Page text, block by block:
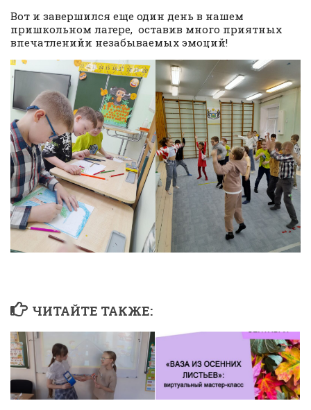
Вот и завершился еще один день в нашем
пришкольном лагере, оставив много приятных
впечатленийи незабываемых эмоций!
ЧИТАЙТЕ ТАКЖЕ: